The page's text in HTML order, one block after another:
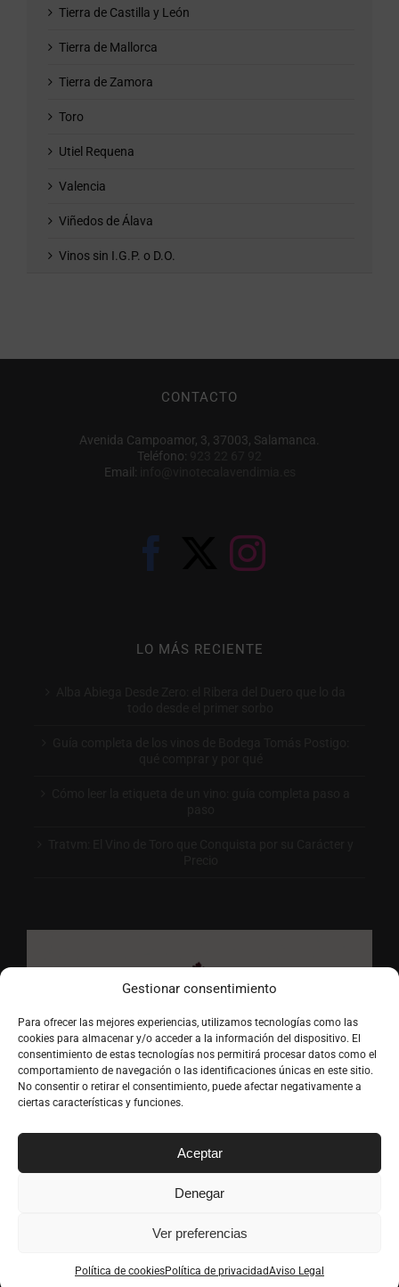
Gestionar consentimiento
Para ofrecer las mejores experiencias, utilizamos tecnologías como las
cookies para almacenar y/o acceder a la información del dispositivo. El
consentimiento de estas tecnologías nos permitirá procesar datos como el
comportamiento de navegación o las identificaciones únicas en este sitio.
No consentir o retirar el consentimiento, puede afectar negativamente a
ciertas características y funciones.
Aceptar
Denegar
Ver preferencias
Política de cookiesPolítica de privacidadAviso Legal
Tierra de Castilla y León
Tierra de Mallorca
Tierra de Zamora
Toro
Utiel Requena
Valencia
Viñedos de Álava
Vinos sin I.G.P. o D.O.
CONTACTO
Avenida Campoamor, 3, 37003, Salamanca.
Teléfono:
Email:
LO MÁS RECIENTE
2026 Vinoteca La Vendimia | Todos los derechos
Política de cookies| Desarrollado porMares Virtuales